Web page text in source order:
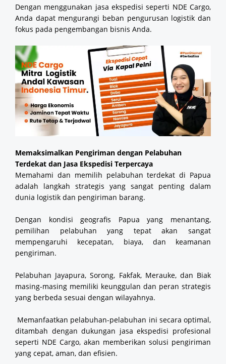
Dengan menggunakan jasa ekspedisi seperti NDE Cargo,
Anda dapat mengurangi beban pengurusan logistik dan
fokus pada pengembangan bisnis Anda.
Memaksimalkan Pengiriman dengan Pelabuhan
Terdekat dan Jasa Ekspedisi Terpercaya
Memahami dan memilih pelabuhan terdekat di Papua
adalah langkah strategis yang sangat penting dalam
dunia logistik dan pengiriman barang.
Dengan kondisi geografis Papua yang menantang,
pemilihan pelabuhan yang tepat akan sangat
mempengaruhi kecepatan, biaya, dan keamanan
pengiriman.
Pelabuhan Jayapura, Sorong, Fakfak, Merauke, dan Biak
masing-masing memiliki keunggulan dan peran strategis
yang berbeda sesuai dengan wilayahnya.
Memanfaatkan pelabuhan-pelabuhan ini secara optimal,
ditambah dengan dukungan jasa ekspedisi profesional
seperti NDE Cargo, akan memberikan solusi pengiriman
yang cepat, aman, dan efisien.